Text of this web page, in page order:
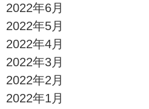
2022年6月
2022年5月
2022年4月
2022年3月
2022年2月
2022年1月